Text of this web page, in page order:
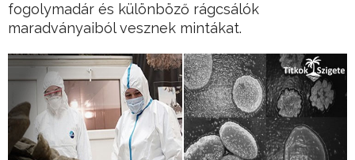
fogolymadár és különböző rágcsálók
maradványaiból vesznek mintákat.